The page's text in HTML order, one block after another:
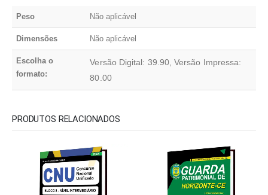
Peso Não aplicável
Dimensões Não aplicável
Escolha o
formato:
Versão Digital: 39.90, Versão Impressa:
80.00
PRODUTOS RELACIONADOS